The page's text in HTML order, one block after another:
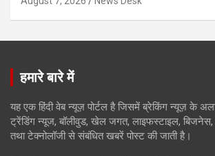
हमारे बारे में
यह एक हिंदी वेब न्यूज़ पोर्टल है जिसमें ब्रेकिंग न्यूज़ के
ट्रेंडिंग न्यूज, बॉलीवुड, खेल जगत, लाइफस्टाइल, बिजनेस,
तथा टेक्नोलॉजी से संबंधित खबरें पोस्ट की जाती है।